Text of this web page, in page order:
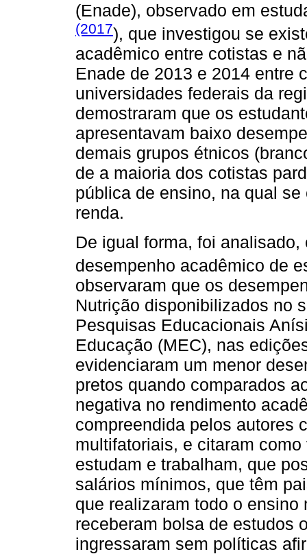
(Enade), observado em
(2017), que investigou se
acadêmico entre cotistas e
Enade de 2013 e 2014 entre
universidades federais da
demostraram que os
apresentavam baixo
demais grupos étnicos
de a maioria dos cotistas
pública de ensino, na qual
renda.
De igual forma, foi
desempenho acadêmico de
observaram que os
Nutrição disponibilizados no
Pesquisas Educacionais
Educação (MEC), nas
evidenciaram um menor
pretos quando comparados
negativa no rendimento
compreendida pelos autores
multifatoriais, e citaram
estudam e trabalham, que
salários mínimos, que têm
que realizaram todo o
receberam bolsa de estudos
ingressaram sem políticas